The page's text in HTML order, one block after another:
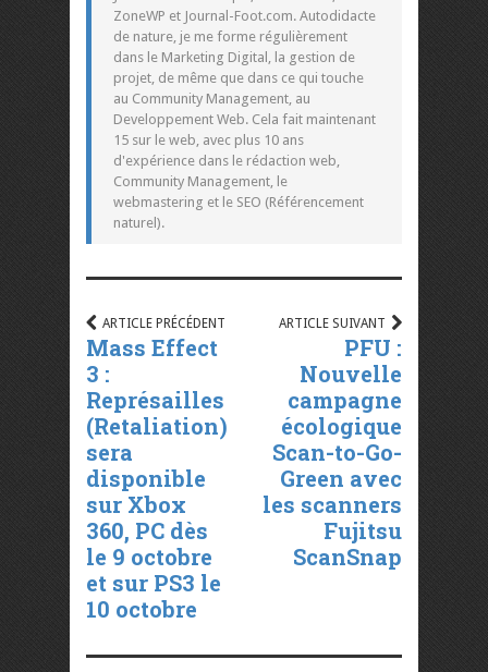
ZoneWP et Journal-Foot.com. Autodidacte
de nature, je me forme régulièrement
dans le Marketing Digital, la gestion de
projet, de même que dans ce qui touche
au Community Management, au
Developpement Web. Cela fait maintenant
15 sur le web, avec plus 10 ans
d'expérience dans le rédaction web,
Community Management, le
webmastering et le SEO (Référencement
naturel).
ARTICLE PRÉCÉDENT
Mass Effect
3 :
Représailles
(Retaliation)
sera
disponible
sur Xbox
360, PC dès
le 9 octobre
et sur PS3 le
10 octobre
ARTICLE SUIVANT
PFU :
Nouvelle
campagne
écologique
Scan-to-Go-
Green avec
les scanners
Fujitsu
ScanSnap